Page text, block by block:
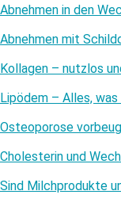
Abnehmen in den
Abnehmen mit
Kollagen – nutzlos
Lipödem – Alles,
Osteoporose
Cholesterin und
Sind Milchprodukte